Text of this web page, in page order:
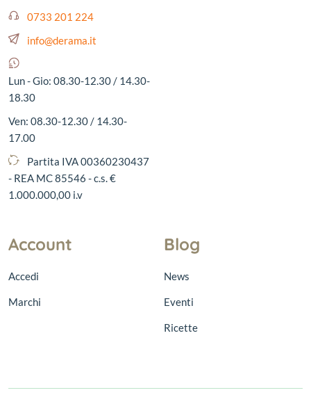
0733 201 224
info@derama.it
Lun - Gio: 08.30-12.30 / 14.30-
18.30
Ven: 08.30-12.30 / 14.30-
17.00
Partita IVA 00360230437
- REA MC 85546 - c.s. €
1.000.000,00 i.v
Account
Accedi
Marchi
Blog
News
Eventi
Ricette